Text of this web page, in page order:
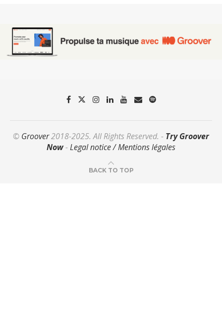
© Groover2018-2025. All Rights Reserved. - Try Groover
Now-Legal notice / Mentions légales
BACK TO TOP